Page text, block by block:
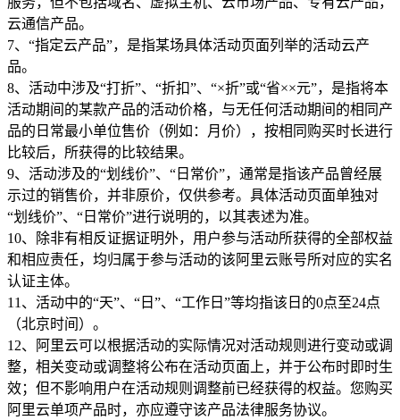
云通信产品。
7、“指定云产品”，是指某场具体活动页面列举的活动云产
品。
8、活动中涉及“打折”、“折扣”、“×折”或“省××元”，是指将本
活动期间的某款产品的活动价格，与无任何活动期间的相同产
品的日常最小单位售价（例如：月价），按相同购买时长进行
比较后，所获得的比较结果。
9、活动涉及的“划线价”、“日常价”，通常是指该产品曾经展
示过的销售价，并非原价，仅供参考。具体活动页面单独对
“划线价”、“日常价”进行说明的，以其表述为准。
10、除非有相反证据证明外，用户参与活动所获得的全部权益
和相应责任，均归属于参与活动的该阿里云账号所对应的实名
认证主体。
11、活动中的“天”、“日”、“工作日”等均指该日的0点至24点
（北京时间）。
12、阿里云可以根据活动的实际情况对活动规则进行变动或调
整，相关变动或调整将公布在活动页面上，并于公布时即时生
效；但不影响用户在活动规则调整前已经获得的权益。您购买
阿里云单项产品时，亦应遵守该产品法律服务协议。